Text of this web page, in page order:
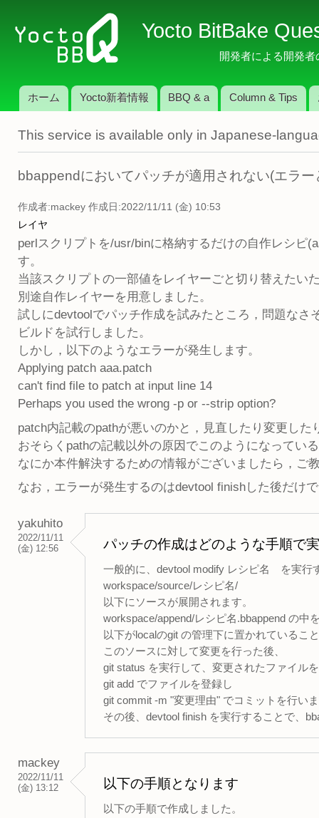
イ
コ
テ
ツ
に
移
Yocto BitBake
開発者による開発
メインメニュー
ホーム Yocto新着情報 BBQ & a Column & Tips
This service is available only in Japanese-
bbappendにおいてパッチが適用されない(エラー
作成者:mackey 作成日:2022/11/11 (金) 10:53
レイヤ
perlスクリプトを/usr/binに格納するだけの自作レシピ
す。
当該スクリプトの一部値をレイヤーごと切り替えたい
別途自作レイヤーを用意しました。
試しにdevtoolでパッチ作成を試みたところ，問題なさ
ビルドを試行しました。
しかし，以下のようなエラーが発生します。
Applying patch aaa.patch
can't find file to patch at input line 14
Perhaps you used the wrong -p or --strip option?
patch内記載のpathが悪いのかと，見直したり変更した
おそらくpathの記載以外の原因でこのようになってい
なにか本件解決するための情報がございましたら，ご
なお，エラーが発生するのはdevtool finishした後だけ
yakuhito
2022/11/11
(金) 12:56
パッチの作成はどのような手順で
一般的に、devtool modify レシピ名 を実行
workspace/source/レシピ名/
以下にソースが展開されます。
workspace/append/レシピ名.bbappend の中
以下がlocalのgit の管理下に置かれているこ
このソースに対して変更を行った後、
git status を実行して、変更されたファイル
git add でファイルを登録し
git commit -m "変更理由" でコミットを行い
その後、devtool finish を実行することで、
mackey
2022/11/11
(金) 13:12
以下の手順となります
以下の手順で作成しました。